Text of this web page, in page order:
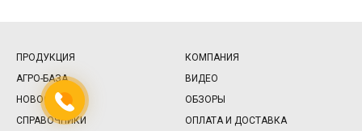
ПРОДУКЦИЯ
КОМПАНИЯ
АГРО-БАЗА
ВИДЕО
НОВОСТИ
ОБЗОРЫ
СПРАВОЧНИКИ
ОПЛАТА И ДОСТАВКА